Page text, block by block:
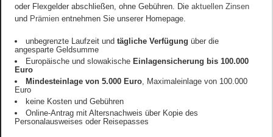
oder Flexgelder abschließen, ohne Gebühren. Dieaktuellen Zinsen
und Prämien entnehmen Sie unserer Homepage.
unbegrenzte Laufzeit undtägliche Verfügung über die
angesparte Geldsumme
Europäische und slowakische Einlagensicherung bis 100.000
Euro
Mindesteinlage von 5.000 Euro, Maximaleinlage von 100.000
Euro
keine Kosten und Gebühren
Online-Antrag mit Altersnachweis über Kopie des
Personalausweises oder Reisepasses